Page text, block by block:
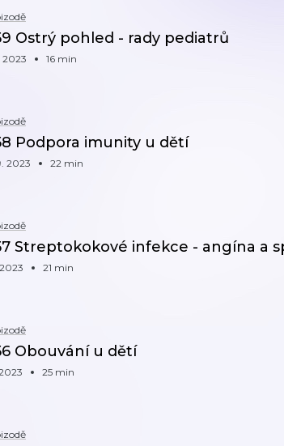
Ostrý pohled - rady pediatrů
2023 16 min
Podpora imunity u dětí
2023 22 min
Streptokokové infekce - angína a
21 min
Obouvání u dětí
25 min